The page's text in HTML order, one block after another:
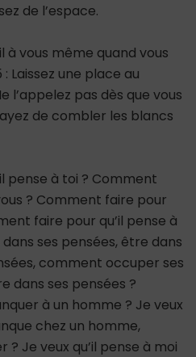
de l’espace.
à vous même quand vous
Laissez une place au
l’appelez pas dès que vous
de combler les blancs
pense à toi ? Comment
? Comment faire pour
faire pour qu’il pense à
ses pensées, être dans
comment occuper ses
dans ses pensées ?
à un homme ? Je veux
chez un homme,
Je veux qu’il pense à moi